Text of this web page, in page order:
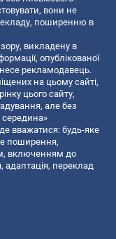
вони не
поширенню в
викладену в
опублікованої
несе рекламодавець.
на цьому сайті,
цього сайту,
але без
середина»
вважатися: будь-яке
поширення,
включенням до
адаптація, переклад